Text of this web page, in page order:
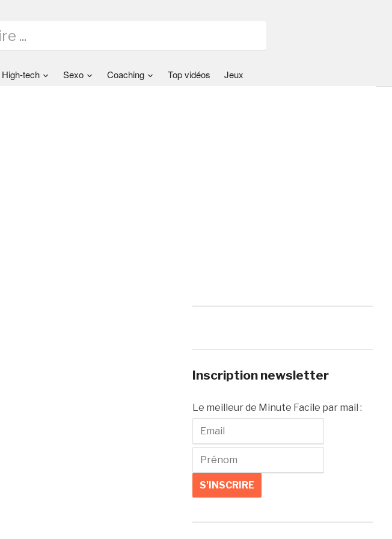
High-tech Sexo Coaching Top vidéos Jeux
Inscription newsletter
Le meilleur de Minute Facile par mail :